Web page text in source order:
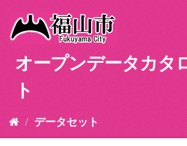
オープンデータカタ
ト
データセット